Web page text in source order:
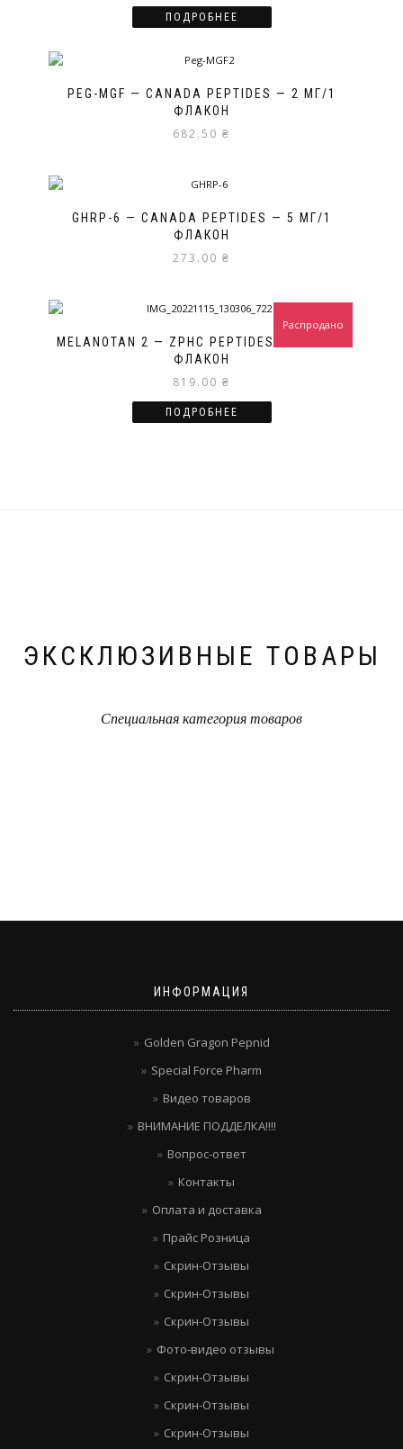
ПОДРОБНЕЕ
PEG-MGF — CANADA PEPTIDES — 2 МГ/1
ФЛАКОН
682.50 ₴
GHRP-6 — CANADA PEPTIDES — 5 МГ/1
ФЛАКОН
273.00 ₴
MELANOTAN 2 — ZPHC PEPTIDES — 10 МГ/1
ФЛАКОН
819.00 ₴
Распродано
ПОДРОБНЕЕ
ЭКСКЛЮЗИВНЫЕ ТОВАРЫ
Специальная категория товаров
ИНФОРМАЦИЯ
Golden Gragon Pepnid
Special Force Pharm
Видео товаров
ВНИМАНИЕ ПОДДЕЛКА!!!!
Вопрос-ответ
Контакты
Оплата и доставка
Прайс Розница
Скрин-Отзывы
Скрин-Отзывы
Скрин-Отзывы
Фото-видео отзывы
Скрин-Отзывы
Скрин-Отзывы
Скрин-Отзывы